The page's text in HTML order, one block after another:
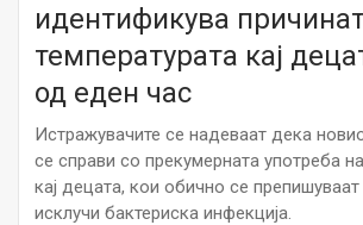
идентификува
температурата кај
од еден час
Истражувачите се надеваат дека
се справи со прекумерната употреба
кај децата, кои обично се
исклучи бактериска инфекција.